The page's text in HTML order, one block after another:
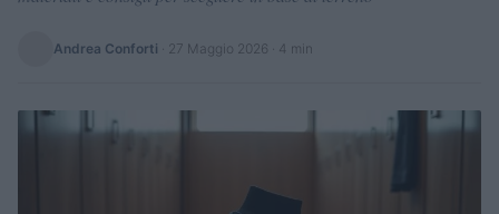
Andrea Conforti 27 Maggio 2026 · 4 min